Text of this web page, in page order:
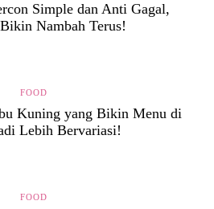
Simple dan Anti Gagal,
Nambah Terus!
FOOD
Kuning yang Bikin Menu di
Lebih Bervariasi!
FOOD